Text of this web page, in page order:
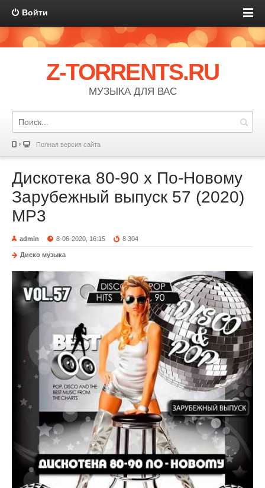
Войти
Z-TORRENTS.RU
МУЗЫКА ДЛЯ ВАС
Полная версия сайта
Дискотека 80-90 х По-Новому
Зарубежный выпуск 57 (2020)
MP3
admin 8-06-2020, 16:15 8 304
Диско музыка